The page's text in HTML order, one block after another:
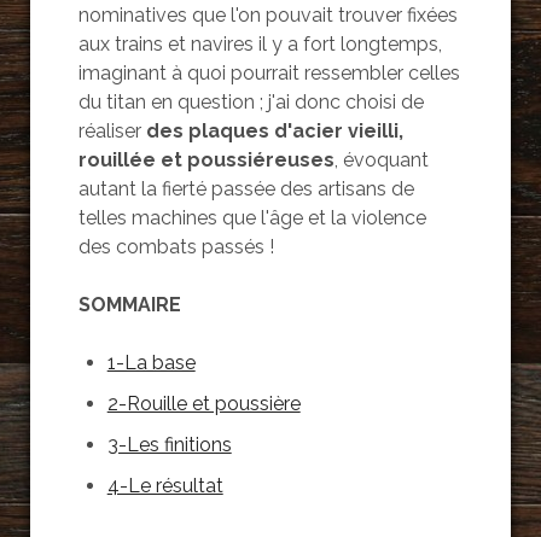
nominatives que l'on pouvait trouver fixées
aux trains et navires il y a fort longtemps,
imaginant à quoi pourrait ressembler celles
du titan en question ; j'ai donc choisi de
réaliser des plaques d'acier vieilli,
rouillée et poussiéreuses, évoquant
autant la fierté passée des artisans de
telles machines que l'âge et la violence
des combats passés !
SOMMAIRE
1-La base
2-Rouille et poussière
3-Les finitions
4-Le résultat